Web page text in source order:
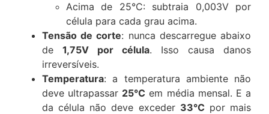
Acima de 25°C: subtraia 0,003V por
célula para cada grau acima.
Tensão de corte: nunca descarregue abaixo
de 1,75V por célula. Isso causa danos
irreversíveis.
Temperatura: a temperatura ambiente não
deve ultrapassar 25°C em média mensal. E a
da célula não deve exceder 33°C por mais